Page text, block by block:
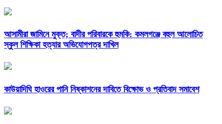
আসামীরা জামিনে মুক্ত; বাদীর পরিবারকে হুমকি: কমলগঞ্জে বহুল আলোচিত
স্কুল শিক্ষিকা হত্যার অভিযোগপত্র দাখিল
কাউয়াদিঘি হাওরের পানি নিষ্কাশনের দাবিতে বিক্ষোভ ও প্রতিবাদ সমাবেশ